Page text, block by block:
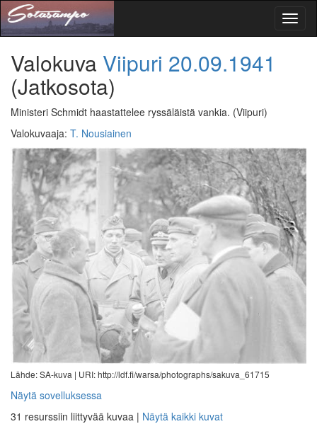
Valokuva Viipuri 20.09.1941
(Jatkosota)
Ministeri Schmidt haastattelee ryssäläistä vankia. (Viipuri)
Valokuvaaja: T. Nousiainen
Lähde: SA-kuva | URI: http://ldf.fi/warsa/photographs/sakuva_61715
Näytä sovelluksessa
31 resurssiin liittyvää kuvaa | Näytä kaikki kuvat